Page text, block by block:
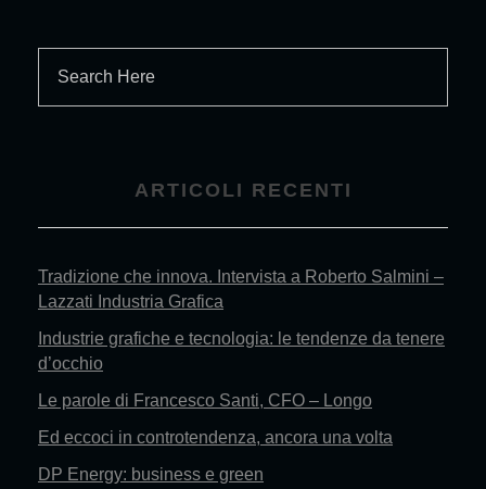
ARTICOLI RECENTI
Tradizione che innova. Intervista a Roberto Salmini –
Lazzati Industria Grafica
Industrie grafiche e tecnologia: le tendenze da tenere
d’occhio
Le parole di Francesco Santi, CFO – Longo
Ed eccoci in controtendenza, ancora una volta
DP Energy: business e green